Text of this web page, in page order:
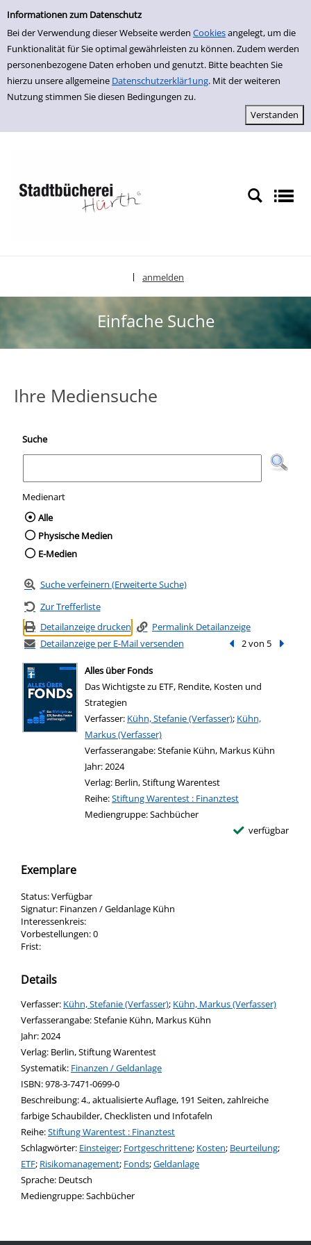
Einfache Suche
Informationen zum Datenschutz
Bei der Verwendung dieser Webseite werden Cookiesangelegt, um die
Funktionalität für Sie optimal gewährleisten zu können. Zudem werden
personenbezogene Daten erhoben und genutzt. Bitte beachten Sie
hierzu unsere allgemeine Datenschutzerklär1ung. Mit der weiteren
Nutzung stimmen Sie diesen Bedingungen zu.
zur Navigation springen
zum Inhalt springen
Zur Detailanzeige springen
anmelden
Einfache Suche
Ihre Mediensuche
Suche
Medienart
Wählen Sie die Medienart nach der Sie
Alle
Physische Medien
E-Medien
Suche verfeinern (Erweiterte Suche)
Zur Trefferliste
Detailanzeige drucken
Permalink Detailanzeige
Detailanzeige per E-Mail versenden
Vorheriger Treffer
2 von 5
Alles über Fonds
Das Wichtigste zu ETF, Rendite, Kosten und
Strategien
Verfasser: Suche nach diesem Verfasser
Kühn, Stefanie (Verfasser); Kühn,
Markus (Verfasser)
Verfasserangabe:Stefanie Kühn, Markus Kühn
Jahr:2024
Verlag: Berlin, Stiftung Warentest
Reihe:Stiftung Warentest : Finanztest
Mediengruppe:Sachbücher
verfügbar
Exemplare
Status:Verfügbar
Signatur: Finanzen / Geldanlage Kühn
Interessenkreis:
Vorbestellungen:0
Frist:
Details
Verfasser: Suche nach diesem Verfasser
Kühn, Stefanie (Verfasser); Kühn, Markus (Verfasser)
Verfasserangabe:Stefanie Kühn, Markus Kühn
Jahr:2024
Verlag: Berlin, Stiftung Warentest
opens in new tab
Diesen Link in neuem Tab öffnen
Systematik: Suche nach dieser Systematik
Finanzen / Geldanlage
Suche nach diesem Interessenskreis
ISBN:978-3-7471-0699-0
Beschreibung:4., aktualisierte Auflage, 191 Seiten, zahlreiche
farbige Schaubilder, Checklisten und Infotafeln
Reihe:Stiftung Warentest : Finanztest
Schlagwörter: Einsteiger; Fortgeschrittene; Kosten; Beurteilung;
ETF; Risikomanagement; Fonds;Geldanlage
Suche nach dieser Beteiligten Person
Sprache: Deutsch
Mediengruppe:Sachbücher